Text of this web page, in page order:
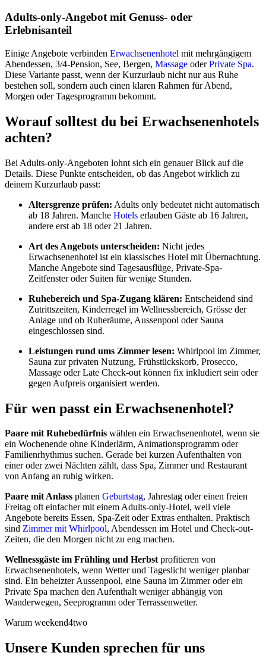
Adults-only-Angebot mit Genuss- oder
Erlebnisanteil
Einige Angebote verbinden Erwachsenenhotel mit mehrgängigem
Abendessen, 3/4-Pension, See, Bergen, Massage oderPrivate Spa.
Diese Variante passt, wenn der Kurzurlaub nicht nur aus Ruhe
bestehen soll, sondern auch einen klaren Rahmen für Abend,
Morgen oder Tagesprogramm bekommt.
Worauf solltest du bei Erwachsenenhotels
achten?
Bei Adults-only-Angeboten lohnt sich ein genauer Blick auf die
Details. Diese Punkte entscheiden, ob das Angebot wirklich zu
deinem Kurzurlaub passt:
Altersgrenze prüfen: Adults only bedeutet nicht automatisch
ab 18 Jahren. Manche Hotels erlauben Gäste ab 16 Jahren,
andere erst ab 18 oder 21 Jahren.
Art des Angebots unterscheiden: Nicht jedes
Erwachsenenhotel ist ein klassisches Hotel mit Übernachtung.
Manche Angebote sind Tagesausflüge, Private-Spa-
Zeitfenster oder Suiten für wenige Stunden.
Ruhebereich und Spa-Zugang klären: Entscheidend sind
Zutrittszeiten, Kinderregel im Wellnessbereich, Grösse der
Anlage und ob Ruheräume, Aussenpool oder Sauna
eingeschlossen sind.
Leistungen rund ums Zimmer lesen: Whirlpool im Zimmer,
Sauna zur privaten Nutzung, Frühstückskorb, Prosecco,
Massage oder Late Check-out können fix inkludiert sein oder
gegen Aufpreis organisiert werden.
Für wen passt ein Erwachsenenhotel?
Paare mit Ruhebedürfnis wählen ein Erwachsenenhotel, wenn sie
ein Wochenende ohne Kinderlärm, Animationsprogramm oder
Familienrhythmus suchen. Gerade bei kurzen Aufenthalten von
einer oder zwei Nächten zählt, dass Spa, Zimmer und Restaurant
von Anfang an ruhig wirken.
Paare mit Anlass planen Geburtstag, Jahrestag oder einen freien
Freitag oft einfacher mit einem Adults-only-Hotel, weil viele
Angebote bereits Essen, Spa-Zeit oder Extras enthalten. Praktisch
sind Zimmer mit Whirlpool, Abendessen im Hotel und Check-out-
Zeiten, die den Morgen nicht zu eng machen.
Wellnessgäste im Frühling und Herbstprofitieren von
Erwachsenenhotels, wenn Wetter und Tageslicht weniger planbar
sind. Ein beheizter Aussenpool, eine Sauna im Zimmer oder ein
Private Spa machen den Aufenthalt weniger abhängig von
Wanderwegen, Seeprogramm oder Terrassenwetter.
Warum weekend4two
Unsere Kunden sprechen für uns